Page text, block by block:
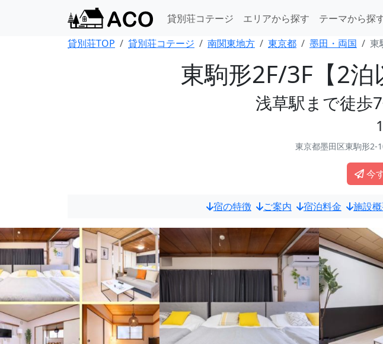
貸別荘コテージ エリアから探す テーマから探
貸別荘TOP
貸別荘コテージ 南関東地方 東京都 墨田・両国 東
東駒形2F/3F【2泊
浅草駅まで徒歩
東京都墨田区東駒形2-
今
宿の特徴 ご案内 宿泊料金 施設